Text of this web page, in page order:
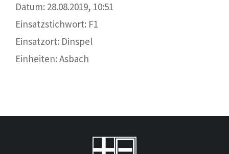
Datum: 28.08.2019, 10:51
Einsatzstichwort: F1
Einsatzort: Dinspel
Einheiten: Asbach